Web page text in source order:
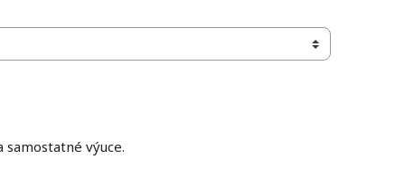
výuce.